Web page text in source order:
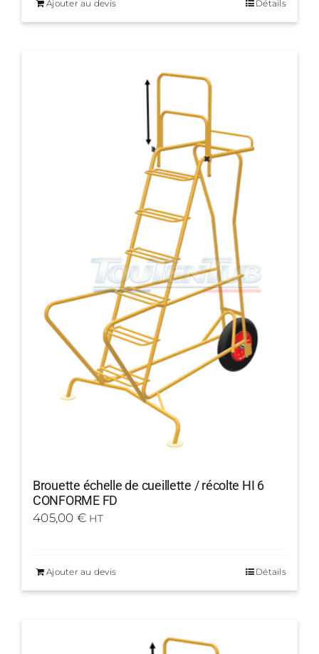
Ajouter au devis Détails
Brouette échelle de cueillette / récolte HI 6
CONFORME FD
405,00 € HT
Ajouter au devis Détails